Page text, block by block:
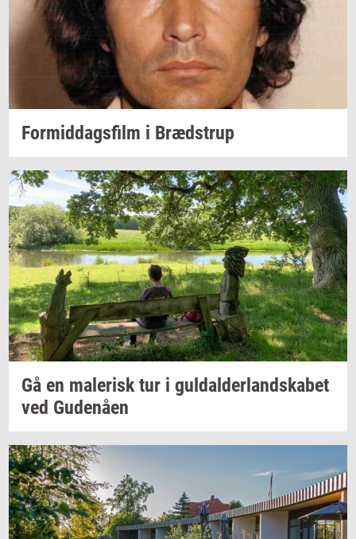
For­mid­dags­film i Bræd­strup
Gå en ma­le­risktur i gul­dal­der­land­ska­bet
ved Gu­denå­en